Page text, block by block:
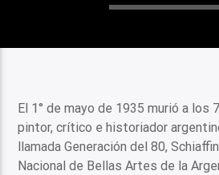
El 1° de mayo de 1935 murió a los
pintor, crítico e historiador
llamada Generación del 80,
Nacional de Bellas Artes de la